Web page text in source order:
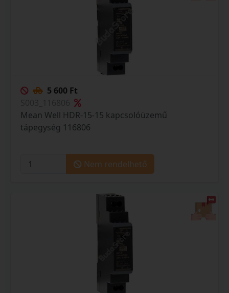
5 600 Ft
Mean Well HDR-15-15 kapcsolóüzemű
tápegység 116806
Nem rendelhető